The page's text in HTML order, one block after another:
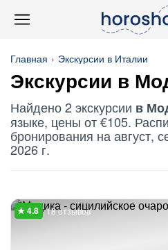
Главная Экскурсии в Италии
Экскурсии в
Найдено 2 экскурсии в
языке, цены от €105.
бронирования на август,
2026 г.
18 отзывов